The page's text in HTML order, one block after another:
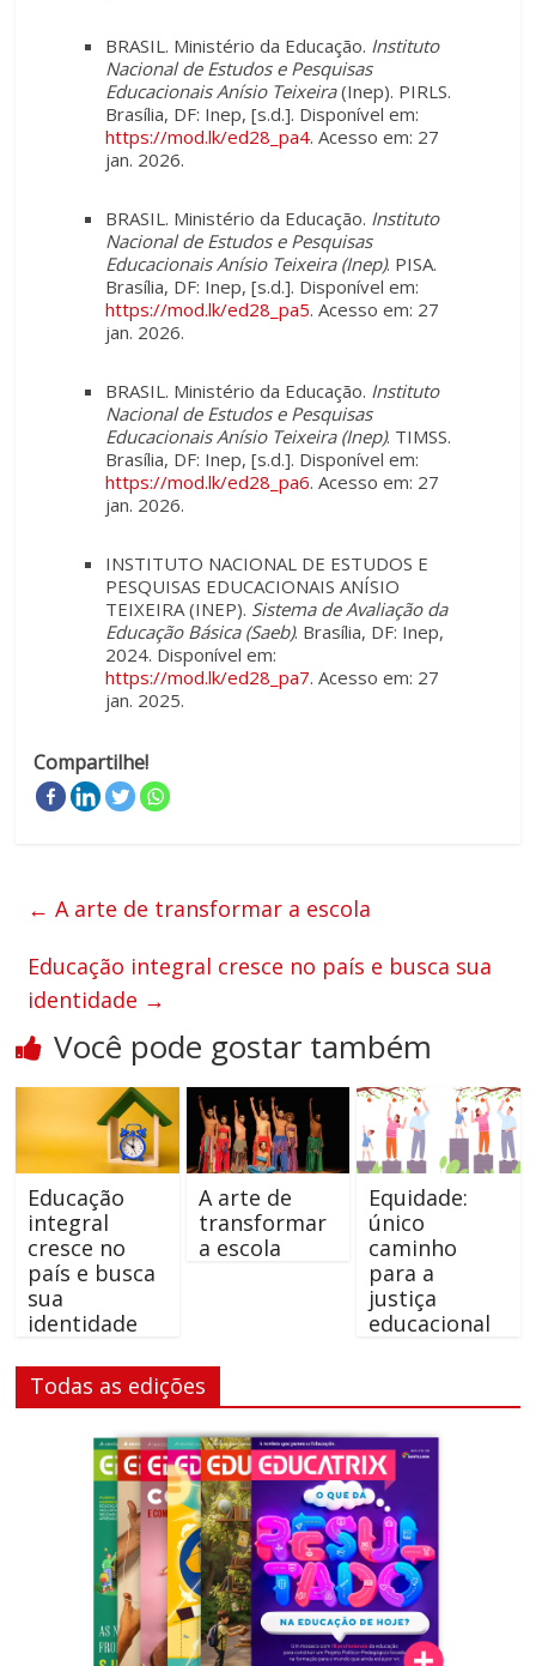
BRASIL. Ministério da Educação. Instituto
Nacional de Estudos e Pesquisas
Educacionais Anísio Teixeira(Inep). PIRLS.
Brasília, DF: Inep, [s.d.]. Disponível em:
https://mod.lk/ed28_pa4. Acesso em: 27
jan. 2026.
BRASIL. Ministério da Educação. Instituto
Nacional de Estudos e Pesquisas
Educacionais Anísio Teixeira (Inep). PISA.
Brasília, DF: Inep, [s.d.]. Disponível em:
https://mod.lk/ed28_pa5. Acesso em: 27
jan. 2026.
BRASIL. Ministério da Educação. Instituto
Nacional de Estudos e Pesquisas
Educacionais Anísio Teixeira (Inep). TIMSS.
Brasília, DF: Inep, [s.d.]. Disponível em:
https://mod.lk/ed28_pa6. Acesso em: 27
jan. 2026.
INSTITUTO NACIONAL DE ESTUDOS E
PESQUISAS EDUCACIONAIS ANÍSIO
TEIXEIRA (INEP). Sistema de Avaliação da
Educação Básica (Saeb). Brasília, DF: Inep,
2024. Disponível em:
https://mod.lk/ed28_pa7. Acesso em: 27
jan. 2025.
Compartilhe!
← A arte de transformar a escola
Educação integral cresce no país e busca sua
identidade →
Você pode gostar também
Educação
integral
cresce no
país e busca
sua
identidade
A arte de
transformar
a escola
Equidade:
único
caminho
para a
justiça
educacional
Todas as edições